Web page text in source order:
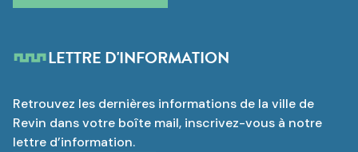
LETTRE D'INFORMATION
Retrouvez les dernières informations de la ville de
Revin dans votre boîte mail, inscrivez-vous à notre
lettre d’information.